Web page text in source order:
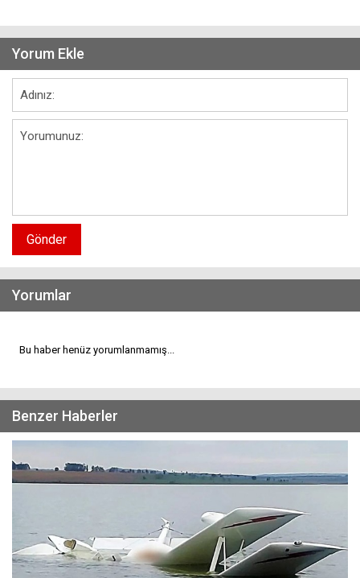
Yorum Ekle
Gönder
Yorumlar
Bu haber henüz yorumlanmamış...
Benzer Haberler